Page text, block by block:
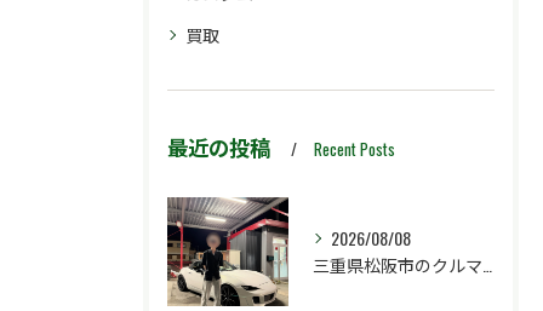
買取
最近の投稿 Recent Posts
2026/08/08